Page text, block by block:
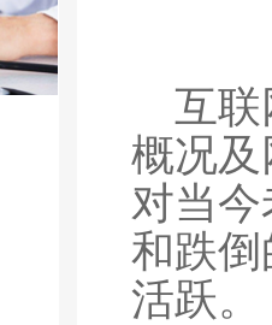
互联
概况
对当
和跌
活跃。